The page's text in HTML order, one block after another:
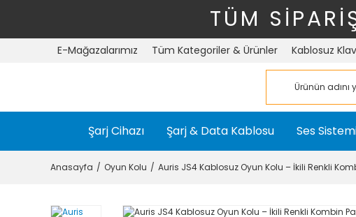
TÜM
E-Mağazalarımız Tüm Kategoriler & Ürünler Kablosuz
Şarj Cihazı Şarj & Data Kablosu Ses
Anasayfa Oyun Kolu Auris JS4 Kablosuz Oyun Kolu – İkili Renkli